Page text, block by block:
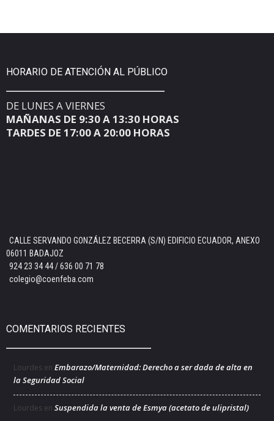
HORARIO DE ATENCIÓN AL PÚBLICO
DE LUNES A VIERNES
MAÑANAS DE 9:30 A 13:30 HORAS
TARDES DE 17:00 A 20:00 HORAS
CALLE SERVANDO GONZÁLEZ BECERRA (S/N) EDIFICIO ECUADOR, ANEXO
06011 BADAJOZ
924 23 34 44 / 636 00 71 78
colegio@coenfeba.com
COMENTARIOS RECIENTES
Lourdes en Embarazo/Maternidad: Derecho a ser dada de alta en
la Seguridad Social
Lourdes en Suspendida la venta de Esmya (acetato de ulipristal)